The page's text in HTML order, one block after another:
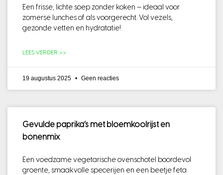
Een frisse, lichte soep zonder koken — ideaal voor
zomerse lunches of als voorgerecht. Vol vezels,
gezonde vetten en hydratatie!
LEES VERDER >>
19 augustus 2025 Geen reacties
Gevulde paprika’s met bloemkoolrijst en
bonenmix
Een voedzame vegetarische ovenschotel boordevol
groente, smaakvolle specerijen en een beetje feta